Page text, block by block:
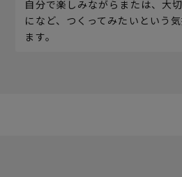
自分で楽しみながらまたは、大
になど、つくってみたいという
ます。